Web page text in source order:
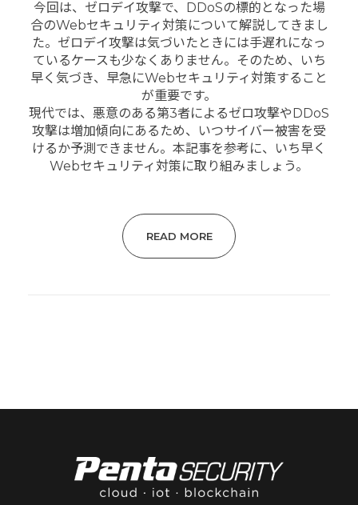
今回は、ゼロデイ攻撃で、DDoSの標的となった場
合のWebセキュリティ対策について解説してきまし
た。ゼロデイ攻撃は気づいたときには手遅れになっ
ているケースも少なくありません。そのため、いち
早く気づき、早急にWebセキュリティ対策すること
が重要です。
現代では、悪意のある第3者によるゼロ攻撃やDDoS
攻撃は増加傾向にあるため、いつサイバー被害を受
けるか予測できません。本記事を参考に、いち早く
Webセキュリティ対策に取り組みましょう。
READ MORE